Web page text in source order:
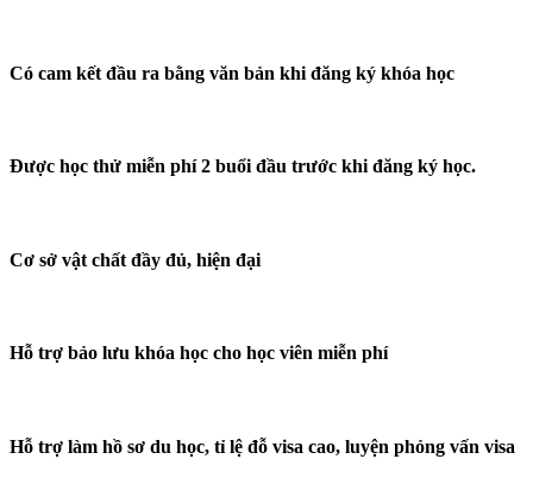
Có cam kết đầu ra bằng văn bản khi đăng ký khóa học
Được học thử miễn phí 2 buổi đầu trước khi đăng ký học.
Cơ sở vật chất đầy đủ, hiện đại
Hỗ trợ bảo lưu khóa học cho học viên miễn phí
Hỗ trợ làm hồ sơ du học, tỉ lệ đỗ visa cao, luyện phỏng vấn visa